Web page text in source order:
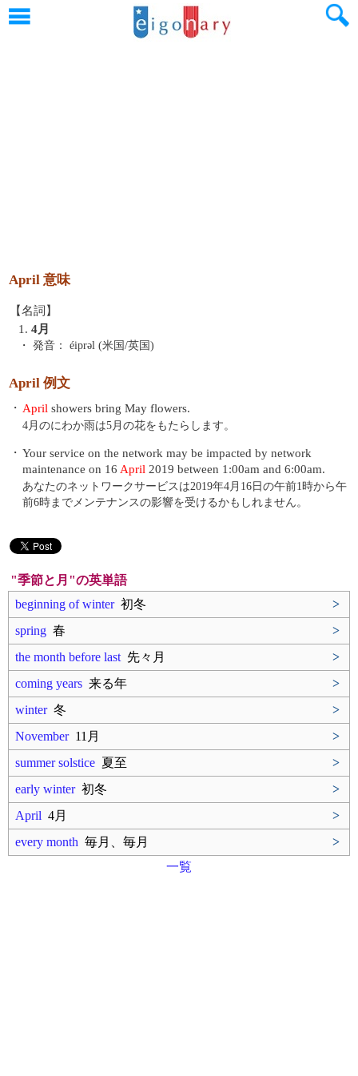
April 意味
【名詞】
1. 4月
・ 発音： éiprəl (米国/英国)
April 例文
・ April showers bring May flowers.
4月のにわか雨は5月の花をもたらします。
・ Your service on the network may be impacted by network
maintenance on 16 April 2019 between 1:00am and 6:00am.
あなたのネットワークサービスは2019年4月16日の午前1時から午
前6時までメンテナンスの影響を受けるかもしれません。
"季節と月"の英単語
beginning of winter初冬
>
spring 春
>
the month before last 先々月
>
coming years 来る年
>
winter冬
>
November11月
>
summer solstice 夏至
>
early winter初冬
>
April 4月
>
every month 毎月、毎月
>
一覧